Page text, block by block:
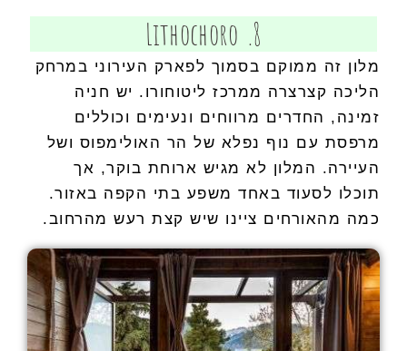
8. Lithochoro
מלון זה ממוקם בסמוך לפארק העירוני במרחק
הליכה קצרצרה ממרכז ליטוחורו. יש חניה
זמינה, החדרים מרווחים ונעימים וכוללים
מרפסת עם נוף נפלא של הר האולימפוס ושל
העיירה. המלון לא מגיש ארוחת בוקר, אך
תוכלו לסעוד באחד משפע בתי הקפה באזור.
כמה מהאורחים ציינו שיש קצת רעש מהרחוב.